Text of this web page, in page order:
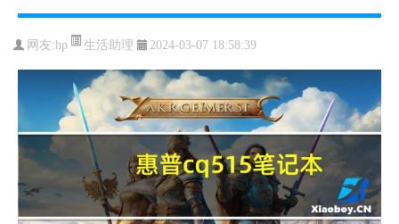
网友:hp 生活助理 2024-03-07 18:58:39